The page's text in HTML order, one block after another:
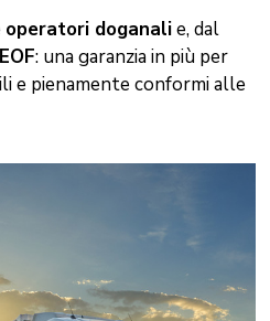
operatori doganalie, dal
: una garanzia in più per
e pienamente conformi alle